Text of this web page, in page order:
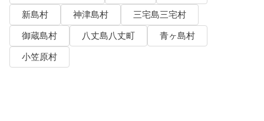
新島村
神津島村
三宅島三宅村
御蔵島村
八丈島八丈町
青ヶ島村
小笠原村